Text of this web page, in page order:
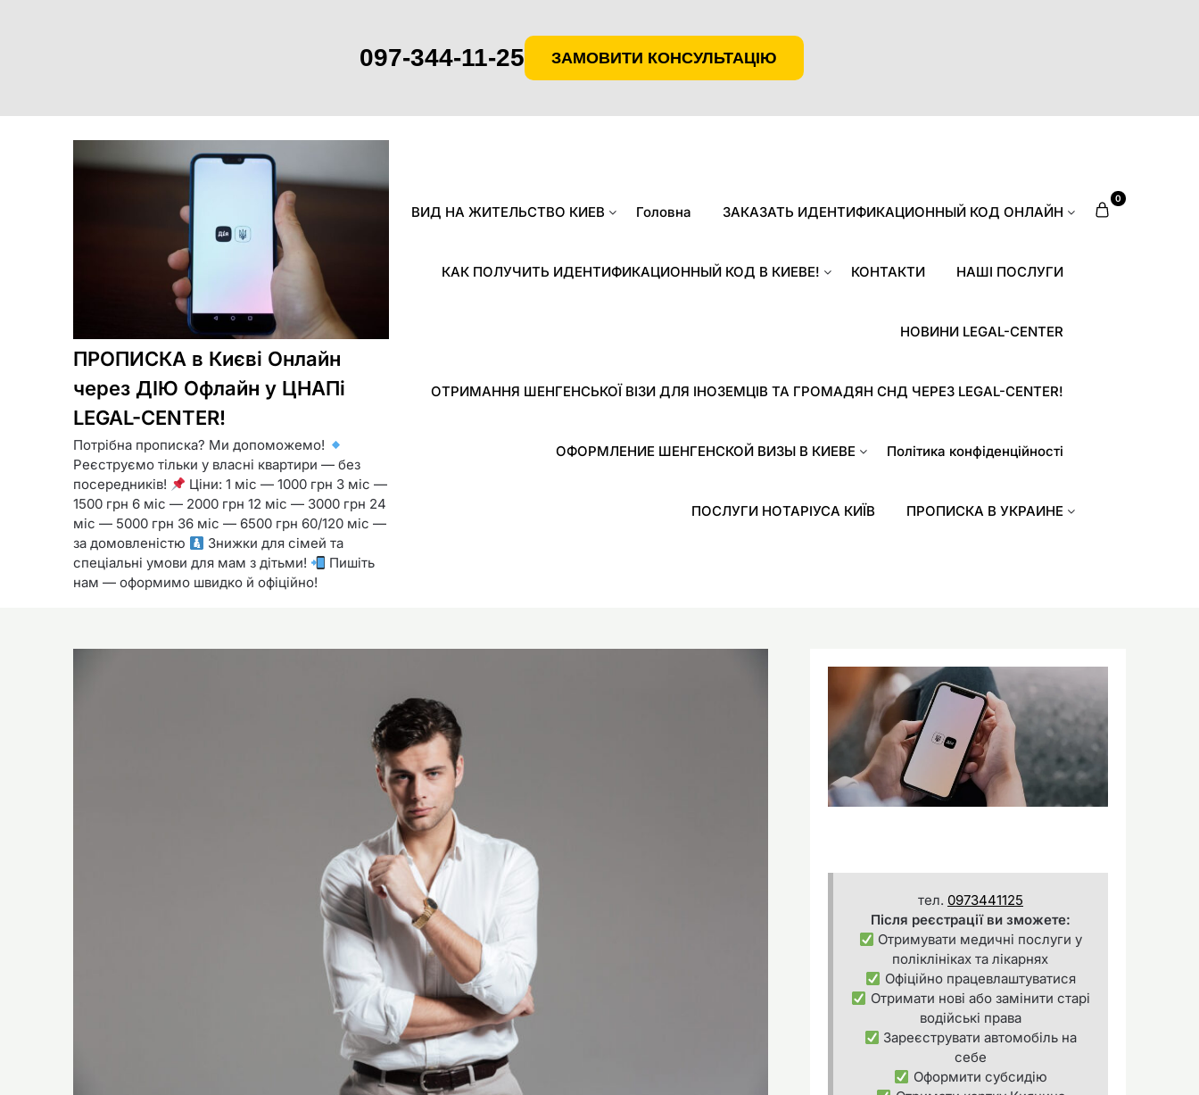
ПРОПИСКА в Києві Онлайн
через ДІЮ Офлайн у ЦНАПі
LEGAL-CENTER!
Потрібна прописка? Ми допоможемо!
Реєструємо тільки у власні квартири — без
посередників!
Ціни: 1 міс — 1000 грн 3 міс —
1500 грн 6 міс — 2000 грн 12 міс — 3000 грн 24
міс — 5000 грн 36 міс — 6500 грн 60/120 міс —
за домовленістю
Знижки для сімей та
спеціальні умови для мам з дітьми!
Пишіть
нам — оформимо швидко й офіційно!
ВИД НА ЖИТЕЛЬСТВО КИЕВ Головна ЗАКАЗАТЬ ИДЕНТИФИКАЦИОННЫЙ КОД ОНЛАЙН
КАК ПОЛУЧИТЬ ИДЕНТИФИКАЦИОННЫЙ КОД В КИЕВЕ! КОНТАКТИ НАШІ ПОСЛУГИ
НОВИНИ LEGAL-CENTER
ОТРИМАННЯ ШЕНГЕНСЬКОЇ ВІЗИ ДЛЯ ІНОЗЕМЦІВ ТА ГРОМАДЯН СНД ЧЕРЕЗ LEGAL-CENTER!
ОФОРМЛЕНИЕ ШЕНГЕНСКОЙ ВИЗЫ В КИЕВЕ Політика конфіденційності
ПОСЛУГИ НОТАРІУСА КИЇВ ПРОПИСКА В УКРАИНЕ
0
тел. 0973441125
Після реєстрації ви зможете:
Отримувати медичні послуги у
поліклініках та лікарнях
Офіційно працевлаштуватися
Отримати нові або замінити старі
водійські права
Зареєструвати автомобіль на
себе
Оформити субсидію
097-344-11-25 ЗАМОВИТИ КОНСУЛЬТАЦІЮ